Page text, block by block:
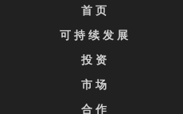
首 页
可 持 续 发 展
投 资
市 场
合 作